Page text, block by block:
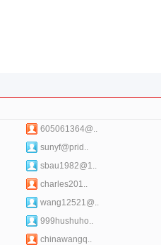
605061364@..
sunyf@prid..
sbau1982@1..
charles201..
wang12521@..
999hushuho..
chinawangq..